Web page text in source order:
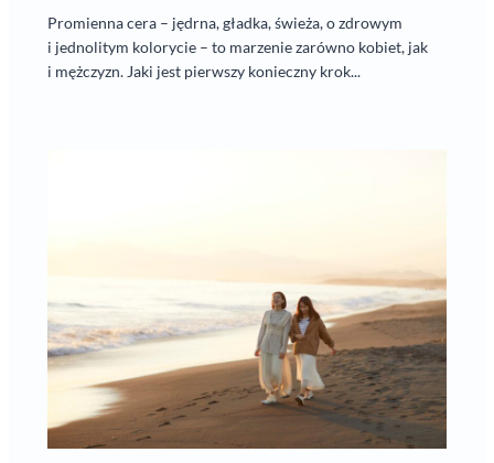
Promienna cera – jędrna, gładka, świeża, o zdrowym
i jednolitym kolorycie – to marzenie zarówno kobiet, jak
i mężczyzn. Jaki jest pierwszy konieczny krok...